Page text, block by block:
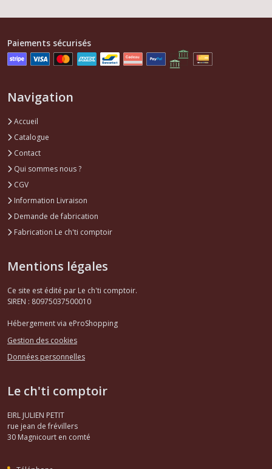
Paiements sécurisés
Navigation
Accueil
Catalogue
Contact
Qui sommes nous ?
CGV
Information Livraison
Demande de fabrication
Fabrication Le ch'ti comptoir
Mentions légales
Ce site est édité par Le ch'ti comptoir.
SIREN : 80975037500010
Hébergement via eProShopping
Gestion des cookies
Données personnelles
Le ch'ti comptoir
EIRL JULIEN PETIT
rue jean de frévillers
30 Magnicourt en comté